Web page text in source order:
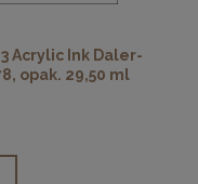
Acrylic Ink Daler-
opak. 29,50 ml